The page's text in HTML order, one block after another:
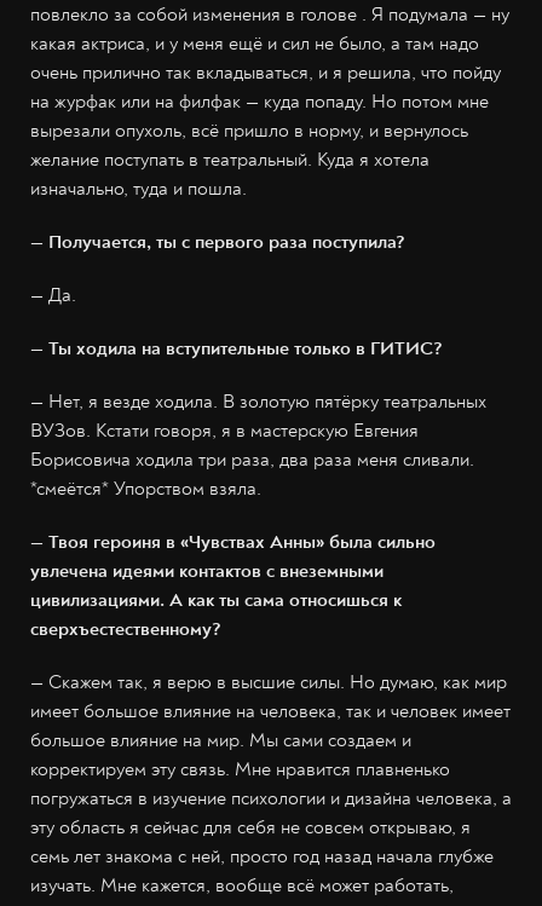
повлекло за собой изменения в голове . Я подумала — ну
какая актриса, и у меня ещё и сил не было, а там надо
очень прилично так вкладываться, и я решила, что пойду
на журфак или на филфак — куда попаду. Но потом мне
вырезали опухоль, всё пришло в норму, и вернулось
желание поступать в театральный. Куда я хотела
изначально, туда и пошла.
— Получается, ты с первого раза поступила?
— Да.
— Ты ходила на вступительные только в ГИТИС?
— Нет, я везде ходила. В золотую пятёрку театральных
ВУЗов. Кстати говоря, я в мастерскую Евгения
Борисовича ходила три раза, два раза меня сливали.
*смеётся* Упорством взяла.
— Твоя героиня в «Чувствах Анны» была сильно
увлечена идеями контактов с внеземными
цивилизациями. А как ты сама относишься к
сверхъестественному?
— Скажем так, я верю в высшие силы. Но думаю, как мир
имеет большое влияние на человека, так и человек имеет
большое влияние на мир. Мы сами создаем и
корректируем эту связь. Мне нравится плавненько
погружаться в изучение психологии и дизайна человека, а
эту область я сейчас для себя не совсем открываю, я
семь лет знакома с ней, просто год назад начала глубже
изучать. Мне кажется, вообще всё может работать,